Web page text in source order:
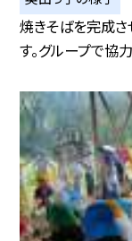
焼きそばを完成
す。グループで協